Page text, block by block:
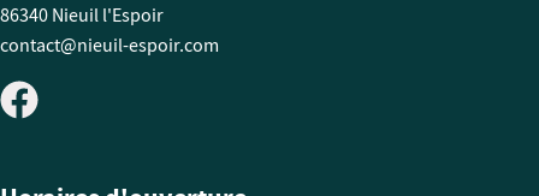
86340 Nieuil l'Espoir
contact@nieuil-espoir.com